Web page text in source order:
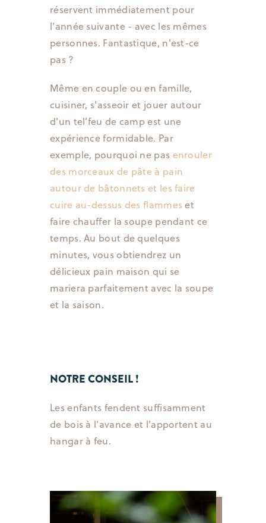
réservent immédiatement pour
l'année suivante - avec les mêmes
personnes. Fantastique, n'est-ce
pas ?
Même en couple ou en famille,
cuisiner, s'asseoir et jouer autour
d'un tel’feu de camp est une
expérience formidable. Par
exemple, pourquoi ne pas enrouler
des morceaux de pâte à pain
autour de bâtonnets et les faire
cuire au-dessus des flammeset
faire chauffer la soupe pendant ce
temps. Au bout de quelques
minutes, vous obtiendrez un
délicieux pain maison qui se
mariera parfaitement avec la soupe
et la saison.
NOTRE CONSEIL !
Les enfants fendent suffisamment
de bois à l'avance et l'apportent au
hangar à feu.